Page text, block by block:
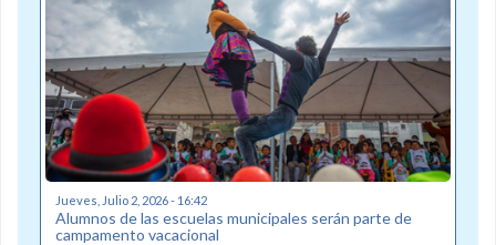
Jueves, Julio 2, 2026 - 16:42
Alumnos de las escuelas municipales serán parte de
campamento vacacional